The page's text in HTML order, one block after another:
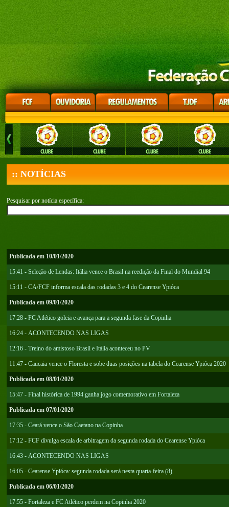
:: NOTÍCIAS
Pesquisar por notícia específica:
Publicada em 10/01/2020
15:41 - Seleção de Lendas: Itália vence o Brasil na reedição da Final do Mundial 94
15:11 - CA/FCF informa escala das rodadas 3 e 4 do Cearense Ypióca
Publicada em 09/01/2020
17:28 - FC Atlético goleia e avança para a segunda fase da Copinha
16:24 - ACONTECENDO NAS LIGAS
12:16 - Treino do amistoso Brasil e Itália aconteceu no PV
11:47 - Caucaia vence o Floresta e sobe duas posições na tabela do Cearense Ypióca 2020
Publicada em 08/01/2020
15:47 - Final histórica de 1994 ganha jogo comemorativo em Fortaleza
Publicada em 07/01/2020
17:35 - Ceará vence o São Caetano na Copinha
17:12 - FCF divulga escala de arbitragem da segunda rodada do Cearense Ypióca
16:43 - ACONTECENDO NAS LIGAS
16:05 - Cearense Ypióca: segunda rodada será nesta quarta-feira (8)
Publicada em 06/01/2020
17:55 - Fortaleza e FC Atlético perdem na Copinha 2020